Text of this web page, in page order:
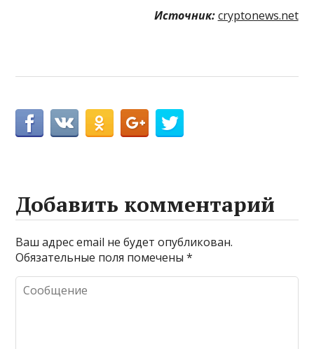
Источник: cryptonews.net
Добавить комментарий
Ваш адрес email не будет опубликован.
Обязательные поля помечены*